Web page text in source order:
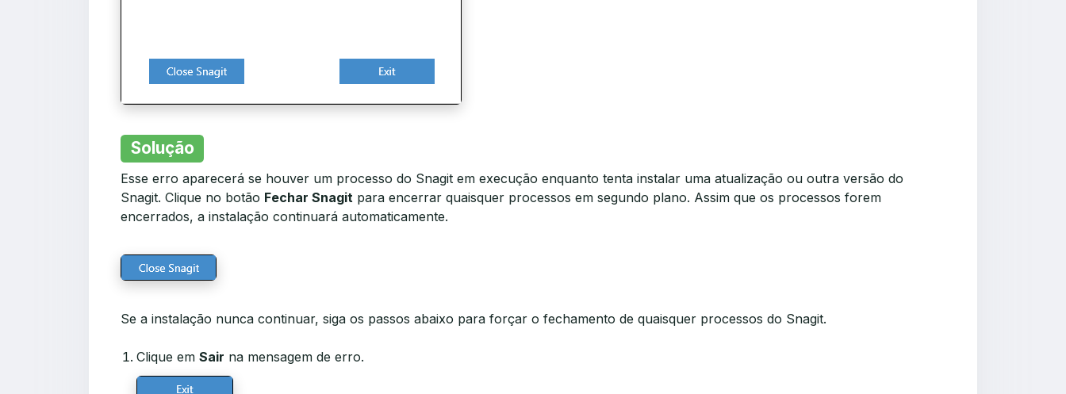
Solução
Esse erro aparecerá se houver um processo do Snagit em execução enquanto tenta instalar uma atualização ou outra versão do
Snagit. Clique no botão Fechar Snagit para encerrar quaisquer processos em segundo plano. Assim que os processos forem
encerrados, a instalação continuará automaticamente.
Se a instalação nunca continuar, siga os passos abaixo para forçar o fechamento de quaisquer processos do Snagit.
Clique em Sair na mensagem de erro.